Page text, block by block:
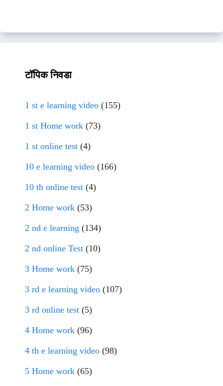
टॉपिक निवडा
1 st e learning video (155)
1 st Home work (73)
1 st online test (4)
10 e learning video (166)
10 th online test (4)
2 Home work (53)
2 nd e learning (134)
2 nd online Test (10)
3 Home work (75)
3 rd e learning video (107)
3 rd online test (5)
4 Home work (96)
4 th e learning video (98)
5 Home work (65)